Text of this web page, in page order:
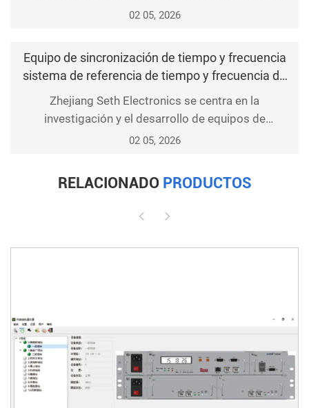
esencial de nuestra vida. La sincronización del
almacenamiento y respaldo de datos, y la
supervisión remota. La red Ethernet de
sincronización de relojes constitu
02 05, 2026
Equipo de sincronización de tiempo y frecuencia
sistema de referencia de tiempo y frecuencia de
toda la red
Zhejiang Seth Electronics se centra en la
investigación y el desarrollo de equipos de
sincronización de tiempo y frecuencia, equipos de
unificados, la sincronización de tiempo de red, la
02 05, 2026
RELACIONADO PRODUCTOS